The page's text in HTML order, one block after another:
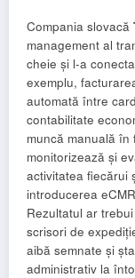
Compania slovacă
management al
cheie și l-a
exemplu,
automată între
contabilitate
muncă manuală
monitorizează și
activitatea fiecărui
introducerea
Rezultatul ar
scrisori de
aibă semnate și
administrativ la